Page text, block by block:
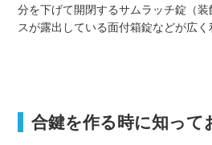
分を下げて開閉するサムラッチ錠（
スが露出している面付箱錠などが広く
合鍵を作る時に知って